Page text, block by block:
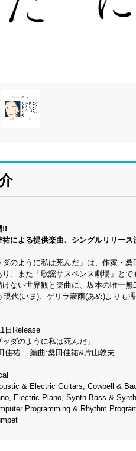
!!
による提供楽曲、シングルリリース
ダのように私は死んだ」は、作家・
り、また「歌謡サスペンス劇場」と
ない世界観と楽曲に、坂本の唯一
現代(いま)、ゲリラ豪雨(あめ)よりも
日Release
ッダのように私は死んだ」
佳祐 編曲:桑田佳祐&片山敦夫
& Electric Guitars, Cowbell &
Electric Piano, Synth-Bass &
Programming & Rhythm